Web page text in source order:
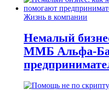
Жизнь в компании
Немалый
ММБ Альфа-